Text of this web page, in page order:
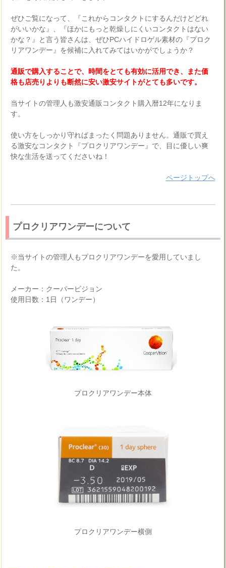
ぜひご覧になって、『これからコンタクトにするんだけどどれ
がいいかな』、『ほかにもっと乾燥しにくいコンタクトはない
かな？』と言う皆さんは、ぜひPCハイドロゲル素材の『プロク
リアワンデー』を候補に入れてみてはいかがでしょうか？
通販で購入することで、時間をとても有効に活用でき、また価
格も店売りよりも断然に安い激安サイトがとても多いです。
当サイトの管理人も激安通販コンタクト購入暦12年になりま
す。
使い方をしっかり守ればまったく問題ありません。通販で買え
る激安なコンタクト『プロクリアワンデー』で、目に優しい爽
快な生活を送ってくださいね！
ページトップへ
プロクリアワンデーについて
※当サイトの管理人もプロクリアワンデーを愛用していまし
た。
メーカー：クーパービジョン
使用日数：1日（ワンデー）
プロクリアワンデー本体
プロクリアワンデー横側